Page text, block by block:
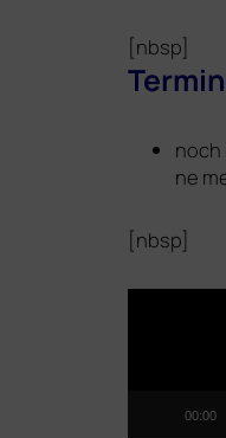
[nbsp]
ne
[nbsp]
00:00